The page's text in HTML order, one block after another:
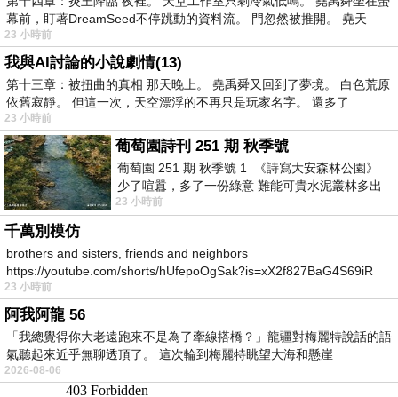
幕前，盯著DreamSeed不停跳動的資料流。 門忽然被推開。 堯天
23 小時前
我與AI討論的小說劇情(13)
第十三章：被扭曲的真相 那天晚上。 堯禹舜又回到了夢境。 白色荒原
依舊寂靜。 但這一次，天空漂浮的不再只是玩家名字。 還多了
23 小時前
葡萄園詩刊 251 期 秋季號
葡萄園 251 期 秋季號 1 《詩寫大安森林公園》
少了喧囂，多了一份綠意 難能可貴水泥叢林多出
一
23 小時前
千萬別模仿
brothers and sisters, friends and neighbors
https://youtube.com/shorts/hUfepoOgSak?is=xX2f827BaG4S69iR
https
23 小時前
阿我阿龍 56
「我總覺得你大老遠跑來不是為了牽線搭橋？」龍疆對梅麗特說話的語
氣聽起來近乎無聊透頂了。 這次輪到梅麗特眺望大海和懸崖
2026-08-06